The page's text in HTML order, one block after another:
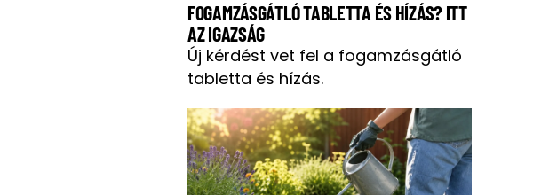
FOGAMZÁSGÁTLÓ TABLETTA ÉS HÍZÁS? ITT
AZ IGAZSÁG
Új kérdést vet fel a fogamzásgátló
tabletta és hízás.